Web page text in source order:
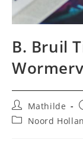
B. Bruil
Bericht
auteur:
Mathilde
Noord